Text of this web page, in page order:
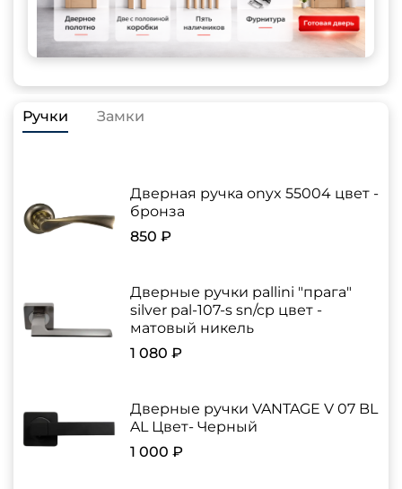
Ручки Замки
Дверная ручка onyx 55004 цвет -
бронза
850 ₽
Дверные ручки pallini "прага"
silver pal-107-s sn/cp цвет -
матовый никель
1 080 ₽
Дверные ручки VANTAGE V 07 BL
AL Цвет- Черный
1 000 ₽